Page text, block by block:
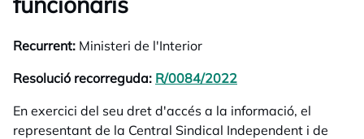
Recurrent: Ministeri de l'Interior
Resolució recorreguda: R/0084/2022
En exercici del seu dret d'accés a la informació, el
representant de la Central Sindical Independent i de